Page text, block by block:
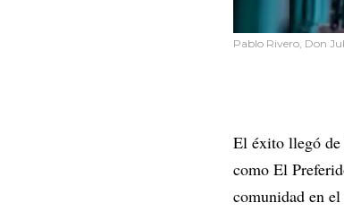
Pablo Rivero, Don
El éxito llegó
como El
comunidad en